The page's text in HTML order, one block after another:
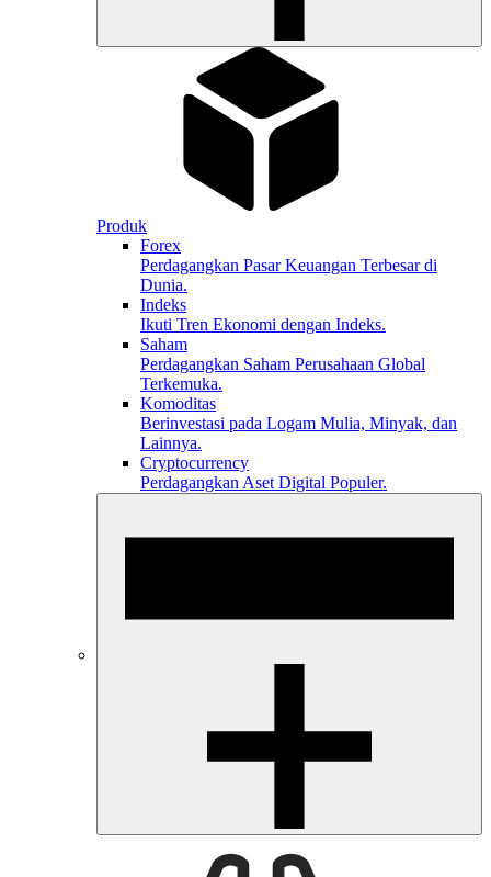
Produk
Forex
Perdagangkan Pasar Keuangan Terbesar di
Dunia.
Indeks
Ikuti Tren Ekonomi dengan Indeks.
Saham
Perdagangkan Saham Perusahaan Global
Terkemuka.
Komoditas
Berinvestasi pada Logam Mulia, Minyak, dan
Lainnya.
Cryptocurrency
Perdagangkan Aset Digital Populer.